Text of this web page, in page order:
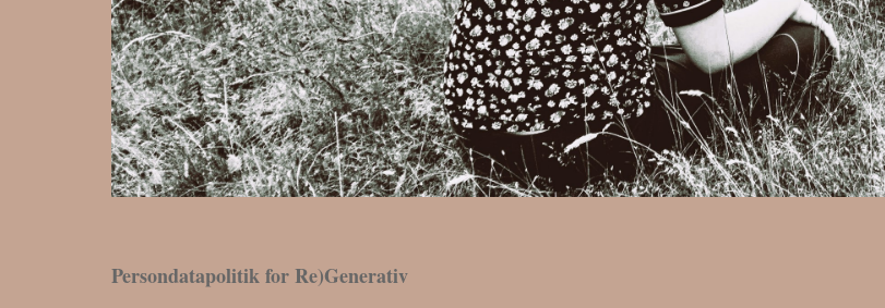
Persondatapolitik for Re)Generativ